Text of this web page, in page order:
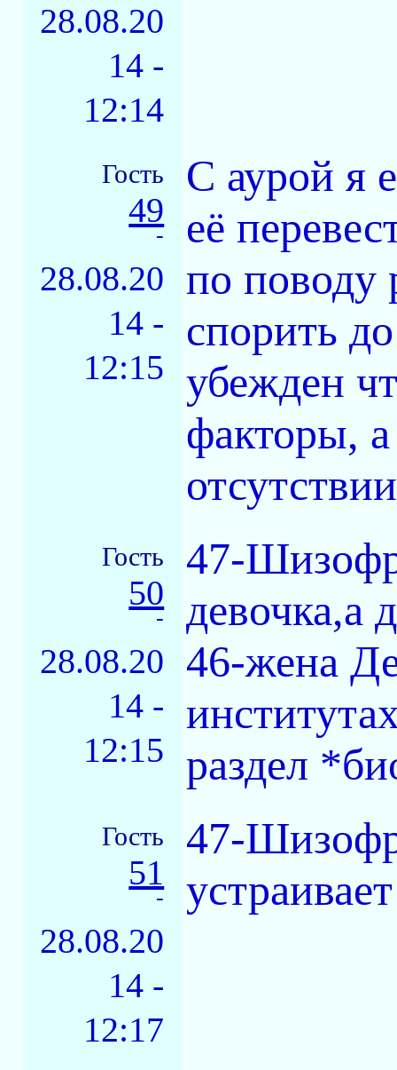
28.08.20
14 -
12:14
Гость
49
-
28.08.20
14 -
12:15
С аурой я
её
по поводу
спорить
убежден
факторы,
Гость
50
-
28.08.20
14 -
12:15
47-
девочка,а
46-жена
раздел
Гость
51
-
28.08.20
14 -
12:17
47-